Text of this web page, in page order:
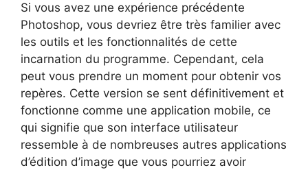
Si vous avez une expérience précédente
Photoshop, vous devriez être très familier avec
les outils et les fonctionnalités de cette
incarnation du programme. Cependant, cela
peut vous prendre un moment pour obtenir vos
repères. Cette version se sent définitivement et
fonctionne comme une application mobile, ce
qui signifie que son interface utilisateur
ressemble à de nombreuses autres applications
d’édition d’image que vous pourriez avoir